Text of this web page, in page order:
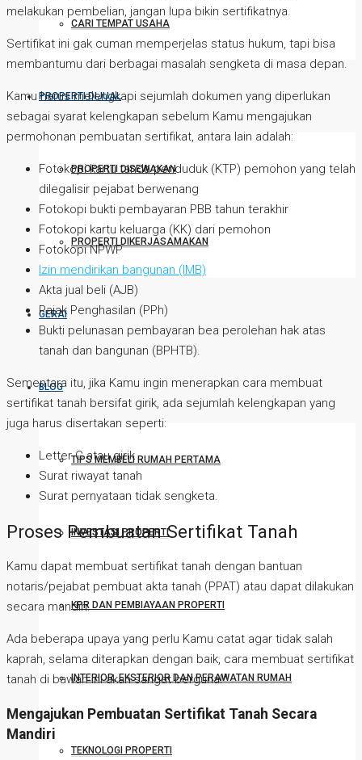
CARI TEMPAT USAHA
PROPERTI DIJUAL
PROPERTI DISEWAKAN
PROPERTI DIKERJASAMAKAN
GERAI
BLOG
TIPS MEMBELI RUMAH PERTAMA
INVESTASI PROPERTI
KPR DAN PEMBIAYAAN PROPERTI
INTERIOR, EKSTERIOR DAN PERAWATAN RUMAH
TEKNOLOGI PROPERTI
melakukan pembelian, jangan lupa bikin sertifikatnya.
Sertifikat ini gak cuman memperjelas status hukum, tapi bisa
membantumu dari berbagai masalah sengketa di masa depan.
Kamu harus melengkapi sejumlah dokumen yang diperlukan
sebagai syarat kelengkapan sebelum Kamu mengajukan
permohonan pembuatan sertifikat, antara lain adalah:
Fotokopi kartu tanda penduduk (KTP) pemohon yang telah
dilegalisir pejabat berwenang
Fotokopi bukti pembayaran PBB tahun terakhir
Fotokopi kartu keluarga (KK) dari pemohon
Fotokopi NPWP
Izin mendirikan bangunan (IMB)
Akta jual beli (AJB)
Pajak Penghasilan (PPh)
Bukti pelunasan pembayaran bea perolehan hak atas
tanah dan bangunan (BPHTB).
Sementara itu, jika Kamu ingin menerapkan cara membuat
sertifikat tanah bersifat girik, ada sejumlah kelengkapan yang
juga harus disertakan seperti:
Letter C atau girik
Surat riwayat tanah
Surat pernyataan tidak sengketa.
Proses Pembuatan Sertifikat Tanah
Kamu dapat membuat sertifikat tanah dengan bantuan
notaris/pejabat pembuat akta tanah (PPAT) atau dapat dilakukan
secara mandiri.
Ada beberapa upaya yang perlu Kamu catat agar tidak salah
kaprah, selama diterapkan dengan baik, cara membuat sertifikat
tanah di bawah ini akan sangat berguna!
Mengajukan Pembuatan Sertifikat Tanah Secara
Mandiri